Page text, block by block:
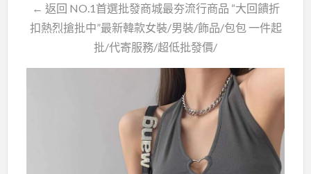
← 返回 NO.1首選批發商城最夯流行商品 “大回饋折
扣熱烈搶批中”最新韓款女裝/男裝/飾品/包包 一件起
批/代寄服務/超低批發價/